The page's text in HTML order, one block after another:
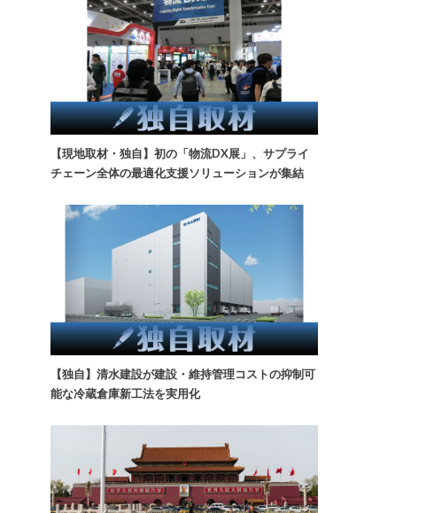
【現地取材・独自】初の「物流DX展」、サプライ
チェーン全体の最適化支援ソリューションが集結
【独自】清水建設が建設・維持管理コストの抑制可
能な冷蔵倉庫新工法を実用化